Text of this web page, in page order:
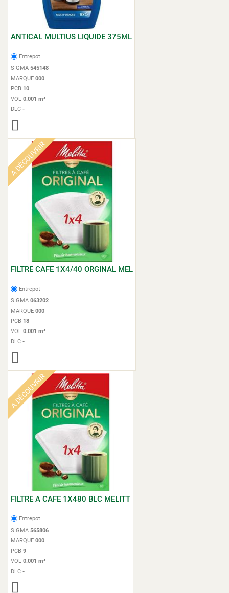
ANTICAL MULTIUS LIQUIDE 375ML
Entrepot
SIGMA 545148
MARQUE 000
PCB 10
VOL 0.001 m³
DLC -
A DÉCOUVRIR
FILTRE CAFE 1X4/40 ORGINAL MEL
Entrepot
SIGMA 063202
MARQUE 000
PCB 18
VOL 0.001 m³
DLC -
A DÉCOUVRIR
FILTRE A CAFE 1X480 BLC MELITT
Entrepot
SIGMA 565806
MARQUE 000
PCB 9
VOL 0.001 m³
DLC -